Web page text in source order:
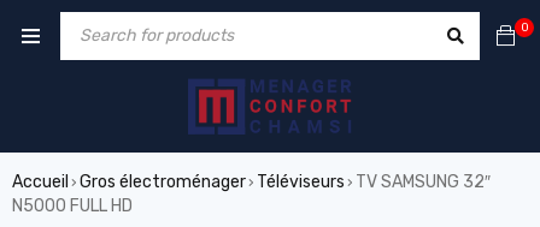
0
Accueil › Gros électroménager› Téléviseurs › TV SAMSUNG 32″
N5000 FULL HD